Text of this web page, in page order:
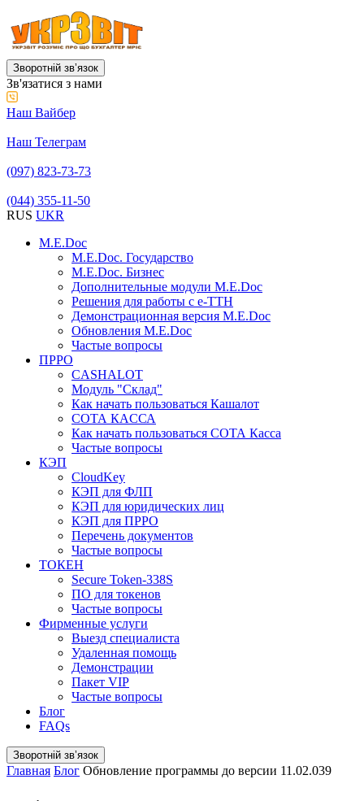
Зворотній звʼязок
Зв'язатися з нами
Наш Вайбер
Наш Телеграм
(097) 823-73-73
(044) 355-11-50
RUS UKR
M.E.Doc
M.E.Doc. Государство
M.E.Doc. Бизнес
Дополнительные модули M.E.Doc
Решения для работы с е-ТТН
Демонстрационная версия M.E.Doc
Обновления M.E.Doc
Частые вопросы
ПРРО
CASHALOT
Модуль "Склад"
Как начать пользоваться Кашалот
СОТА КАCСА
Как начать пользоваться СОТА Касса
Частые вопросы
КЭП
CloudKey
КЭП для ФЛП
КЭП для юридических лиц
КЭП для ПРРО
Перечень документов
Частые вопросы
ТОКЕН
Secure Token-338S
ПО для токенов
Частые вопросы
Фирменные услуги
Выезд специалиста
Удаленная помощь
Демонстрации
Пакет VIP
Частые вопросы
Блог
FAQs
Зворотній звʼязок
Главная Блог Обновление программы до версии 11.02.039